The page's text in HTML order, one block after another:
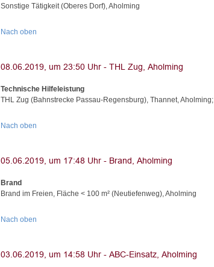
Sonstige Tätigkeit (Oberes Dorf), Aholming
Nach oben
Technische Hilfeleistung
THL Zug (Bahnstrecke Passau-Regensburg), Thannet, Aholming;
Nach oben
Brand
Brand im Freien, Fläche < 100 m² (Neutiefenweg), Aholming
Nach oben